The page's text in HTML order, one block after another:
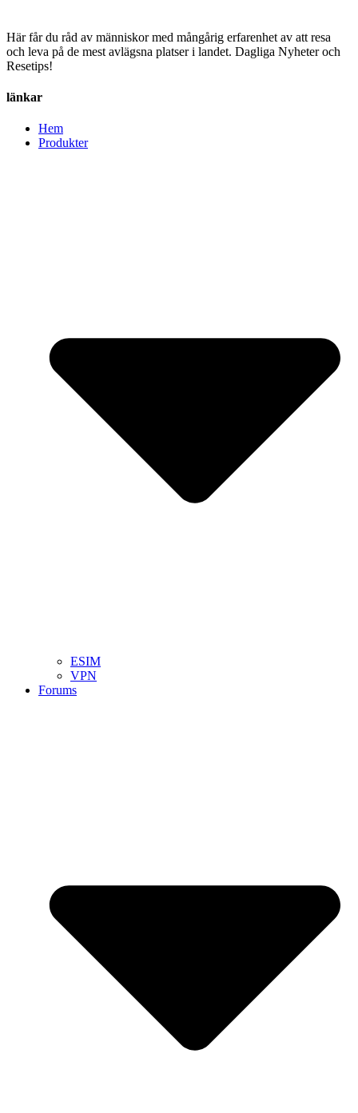
Här får du råd av människor med mångårig erfarenhet av att resa
och leva på de mest avlägsna platser i landet. Dagliga Nyheter och
Resetips!
länkar
Hem
Produkter
ESIM
VPN
Forums